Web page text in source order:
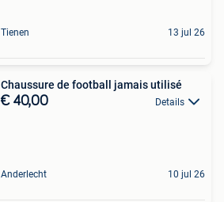
Tienen 13 jul 26
Chaussure de football jamais utilisé
€ 40,00 Details
Anderlecht 10 jul 26